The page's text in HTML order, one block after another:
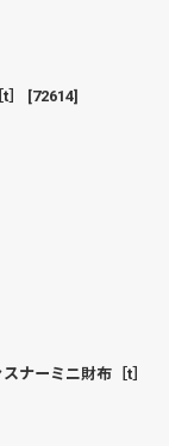
[72614]
ナーミニ財布［t］